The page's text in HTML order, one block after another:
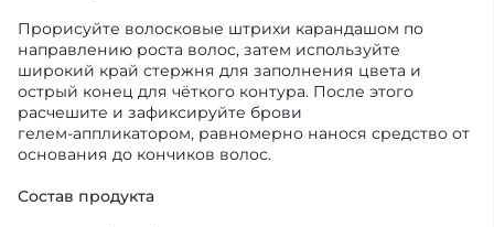
Прорисуйте волосковые штрихи карандашом по
направлению роста волос, затем используйте
широкий край стержня для заполнения цвета и
острый конец для чёткого контура. После этого
расчешите и зафиксируйте брови
гелем‑аппликатором, равномерно нанося средство от
основания до кончиков волос.
Состав продукта